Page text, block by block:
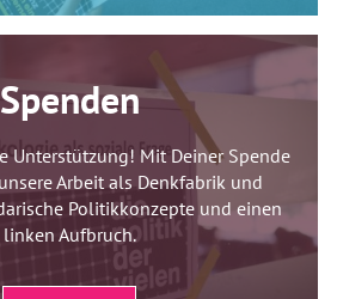
Spenden
Unterstützung! Mit Deiner Spende
Arbeit als Denkfabrik und
Politikkonzepte und einen
linken Aufbruch.